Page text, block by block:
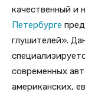
качественный и
Петербурге
глушителей».
современных
американских,